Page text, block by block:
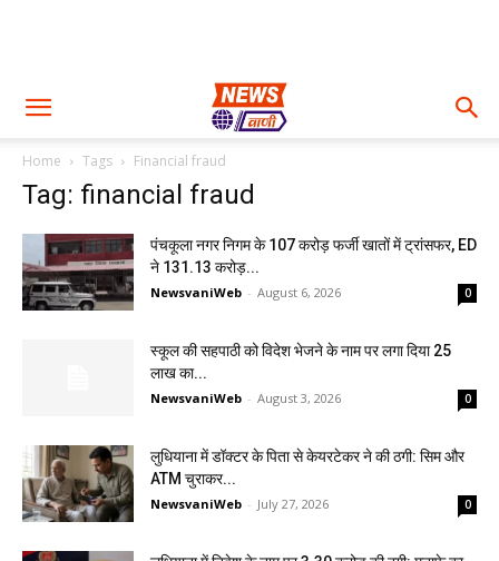
Home Tags Financial fraud
Tag: financial fraud
पंचकूला नगर निगम के ₹107 करोड़ फर्जी खातों में ट्रांसफर, ED
ने 131.13 करोड़...
NewsvaniWeb - August 6, 2026 0
स्कूल की सहपाठी को विदेश भेजने के नाम पर लगा दिया 25
लाख का...
NewsvaniWeb - August 3, 2026 0
लुधियाना में डॉक्टर के पिता से केयरटेकर ने की ठगी: सिम और
ATM चुराकर...
NewsvaniWeb - July 27, 2026 0